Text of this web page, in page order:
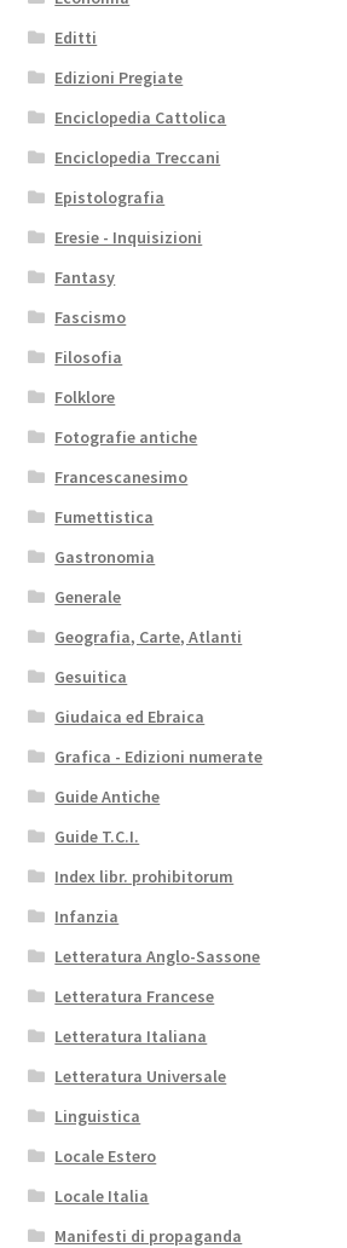
Editti
Edizioni Pregiate
Enciclopedia Cattolica
Enciclopedia Treccani
Epistolografia
Eresie - Inquisizioni
Fantasy
Fascismo
Filosofia
Folklore
Fotografie antiche
Francescanesimo
Fumettistica
Gastronomia
Generale
Geografia, Carte, Atlanti
Gesuitica
Giudaica ed Ebraica
Grafica - Edizioni numerate
Guide Antiche
Guide T.C.I.
Index libr. prohibitorum
Infanzia
Letteratura Anglo-Sassone
Letteratura Francese
Letteratura Italiana
Letteratura Universale
Linguistica
Locale Estero
Locale Italia
Manifesti di propaganda